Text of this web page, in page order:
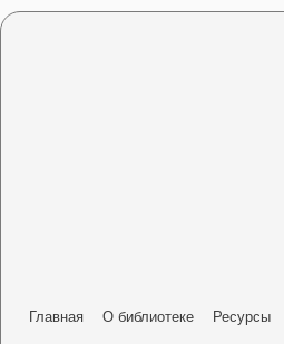
Главная О библиотеке Ресурсы